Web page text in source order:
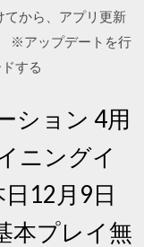
てから、アプリ更新
※アップデートを行
する
ション 4用
ニングイ
12月9日
本プレイ無